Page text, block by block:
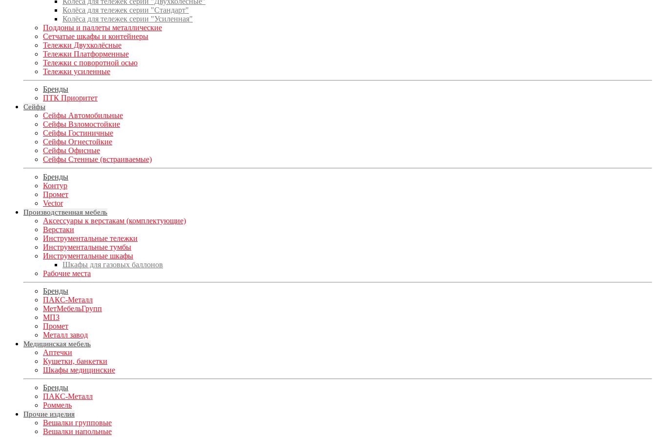
Колёса для тележек серии "Стандарт"
Колёса для тележек серии "Усиленная"
Поддоны и паллеты металлические
Сетчатые шкафы и контейнеры
Тележки Двухколёсные
Тележки Платформенные
Тележки с поворотной осью
Тележки усиленные
Бренды
ПТК Приоритет
Сейфы
Сейфы Автомобильные
Сейфы Взломостойкие
Сейфы Гостиничные
Сейфы Огнестойкие
Сейфы Офисные
Сейфы Стенные (встраиваемые)
Бренды
Контур
Промет
Vector
Производственная мебель
Аксессуары к верстакам (комплектующие)
Верстаки
Инструментальные тележки
Инструментальные тумбы
Инструментальные шкафы
Шкафы для газовых баллонов
Рабочие места
Бренды
ПАКС-Металл
МетМебельГрупп
МПЗ
Промет
Металл завод
Медицинская мебель
Аптечки
Кушетки, банкетки
Шкафы медицинские
Бренды
ПАКС-Металл
Роммель
Прочие изделия
Вешалки групповые
Вешалки напольные